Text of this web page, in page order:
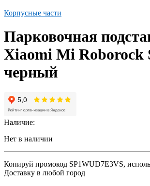
Корпусные части
Парковочная
Xiaomi Mi Roborock
черный
Наличие:
Нет в наличии
Копируй промокод SP1WUD7E3VS,
Доставку в любой город